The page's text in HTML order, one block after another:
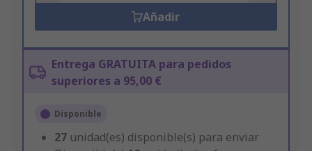
Añadir
Entrega GRATUITA para pedidos
superiores a 95,00 €
Disponible
27 unidad(es) disponible(s) para enviar